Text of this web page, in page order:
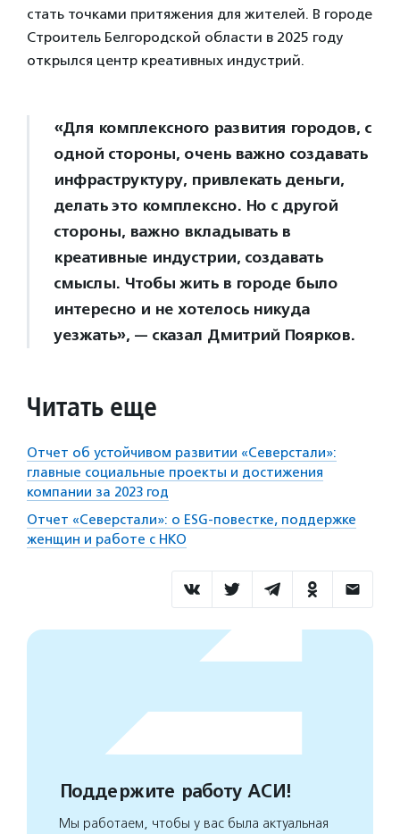
стать точками притяжения для жителей. В городе
Строитель Белгородской области в 2025 году
открылся центр креативных индустрий.
«Для комплексного развития городов, с
одной стороны, очень важно создавать
инфраструктуру, привлекать деньги,
делать это комплексно. Но с другой
стороны, важно вкладывать в
креативные индустрии, создавать
смыслы. Чтобы жить в городе было
интересно и не хотелось никуда
уезжать», — сказал Дмитрий Поярков.
Читать еще
Отчет об устойчивом развитии «Северстали»:
главные социальные проекты и достижения
компании за 2023 год
Отчет «Северстали»: о ESG-повестке, поддержке
женщин и работе с НКО
Поддержите работу АСИ!
Мы работаем, чтобы у вас была актуальная